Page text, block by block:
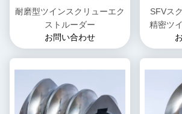
耐磨型ツインスクリューエク
ストルーダー
お問い合わせ
SFVス
精密ツ
プラス
用のス